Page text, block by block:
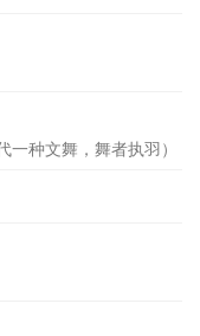
种文舞，舞者执羽）